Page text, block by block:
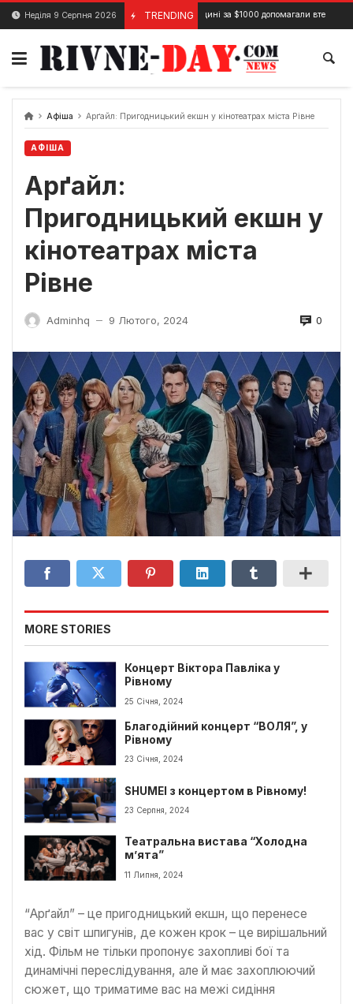
Skip
content
Неділя 9 Серпня 2026 TRENDING
2 Лютого, 2024 На Рівненщині за $1000 допомагали втекти призовникам
Афіша Арґайл: Пригодницький екшн у кінотеатрах міста Рівне
АФІША
Арґайл:
Пригодницький екшн у
кінотеатрах міста
Рівне
Adminhq — 9 Лютого, 2024 0
MORE STORIES
Концерт Віктора Павліка у
Рівному
25 Січня, 2024
Благодійний концерт “ВОЛЯ”, у
Рівному
23 Січня, 2024
SHUMEI з концертом в Рівному!
23 Серпня, 2024
Театральна вистава “Холодна
м’ята”
11 Липня, 2024
“Арґайл” – це пригодницький екшн, що перенесе
вас у світ шпигунів, де кожен крок – це вирішальний
хід. Фільм не тільки пропонує захопливі бої та
динамічні переслідування, але й має захоплюючий
сюжет, що триматиме вас на межі сидіння